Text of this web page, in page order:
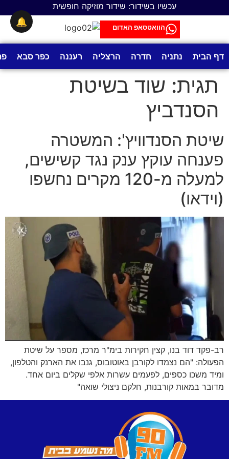
עכשיו בשידור: שידור מוזיקה חופשית
הוואטסאפ האדום
דף הבית נתניה חדרה הרצליה רעננה כפר סבא
תגית: שוד בשיטת
הסנדביץ
שיטת הסנדוויץ': המשטרה
פענחה עוקץ ענק נגד קשישים,
למעלה מ-120 מקרים נחשפו
(וידאו)
רב-פקד דוד בנו, קצין חקירות בימ"ר מרכז, מספר על שיטת
הפעולה: "הם נצמדו לקורבן באוטובוס, גנבו את הארנק והטלפון,
ומיד משכו כספים, לפעמים עשרות אלפי שקלים ביום אחד.
מדובר במאות קורבנות, חלקם ניצולי שואה"
🔔